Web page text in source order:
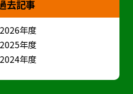
去記事
2026年度
2025年度
2024年度